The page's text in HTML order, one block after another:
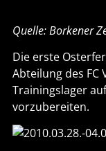
Quelle: Borkener
Die erste
Abteilung des FC
Trainingslager
vorzubereiten.